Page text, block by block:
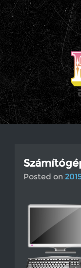
PHP
Blog
Posted on